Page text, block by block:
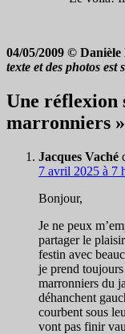
04/05/2009 © Danièle
texte et des photos est
Une réflexion
marronniers »
Jacques Vaché
7 avril 2025 à 7
Bonjour,
Je ne peux
partager le
festin avec
je prend
marronniers du
déhanchent
courbent sous
vont pas finir